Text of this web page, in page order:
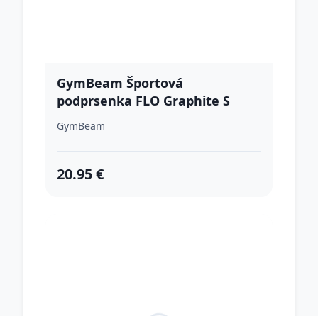
GymBeam Športová
podprsenka FLO Graphite S
GymBeam
20.95 €